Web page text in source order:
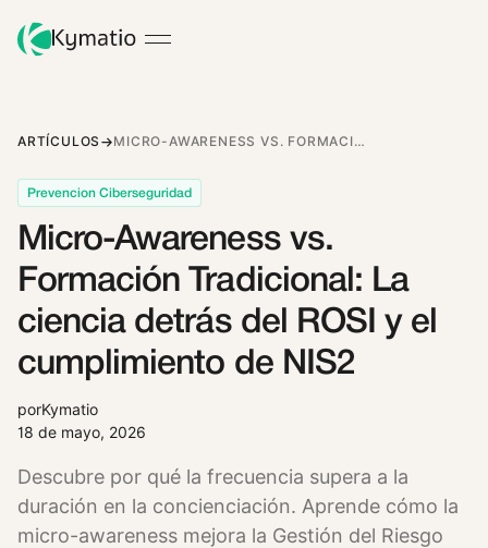
ARTÍCULOS MICRO-AWARENESS VS. FORMACIÓN TRADICIONAL: LA CIENCIA DETRÁS DEL ROSI Y EL CUMPLIMIENTO DE NIS2
Prevencion Ciberseguridad
Micro-Awareness vs.
Formación Tradicional: La
ciencia detrás del ROSI y el
cumplimiento de NIS2
porKymatio
18 de mayo, 2026
Descubre por qué la frecuencia supera a la
duración en la concienciación. Aprende cómo la
micro-awareness mejora la Gestión del Riesgo